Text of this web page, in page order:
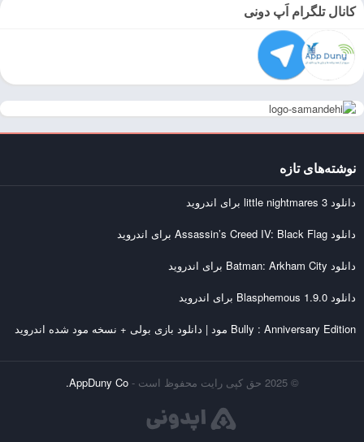
کانال تلگرام اَپ دونی
نوشته‌های تازه
دانلود little nightmares 3 برای اندروید
دانلود Assassin’s Creed IV: Black Flag برای اندروید
دانلود Batman: Arkham City برای اندروید
دانلود Blasphemous 1.9.0 برای اندروید
Bully : Anniversary Edition مود | دانلود بازی بولی + نسخه مود شده اندروید
© 2025 حق کپی رایت محفوظ است - AppDuny Co.